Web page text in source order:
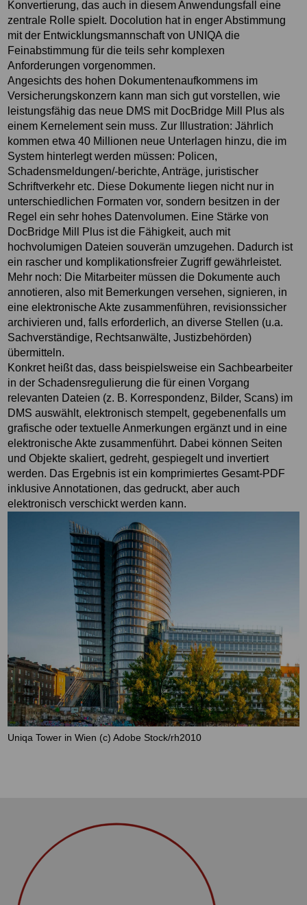
Konvertierung, das auch in diesem Anwendungsfall eine
zentrale Rolle spielt. Docolution hat in enger Abstimmung
mit der Entwicklungsmannschaft von UNIQA die
Feinabstimmung für die teils sehr komplexen
Anforderungen vorgenommen.
Angesichts des hohen Dokumentenaufkommens im
Versicherungskonzern kann man sich gut vorstellen, wie
leistungsfähig das neue DMS mit DocBridge Mill Plus als
einem Kernelement sein muss. Zur Illustration: Jährlich
kommen etwa 40 Millionen neue Unterlagen hinzu, die im
System hinterlegt werden müssen: Policen,
Schadensmeldungen/-berichte, Anträge, juristischer
Schriftverkehr etc. Diese Dokumente liegen nicht nur in
unterschiedlichen Formaten vor, sondern besitzen in der
Regel ein sehr hohes Datenvolumen. Eine Stärke von
DocBridge Mill Plus ist die Fähigkeit, auch mit
hochvolumigen Dateien souverän umzugehen. Dadurch ist
ein rascher und komplikationsfreier Zugriff gewährleistet.
Mehr noch: Die Mitarbeiter müssen die Dokumente auch
annotieren, also mit Bemerkungen versehen, signieren, in
eine elektronische Akte zusammenführen, revisionssicher
archivieren und, falls erforderlich, an diverse Stellen (u.a.
Sachverständige, Rechtsanwälte, Justizbehörden)
übermitteln.
Konkret heißt das, dass beispielsweise ein Sachbearbeiter
in der Schadensregulierung die für einen Vorgang
relevanten Dateien (z. B. Korrespondenz, Bilder, Scans) im
DMS auswählt, elektronisch stempelt, gegebenenfalls um
grafische oder textuelle Anmerkungen ergänzt und in eine
elektronische Akte zusammenführt. Dabei können Seiten
und Objekte skaliert, gedreht, gespiegelt und invertiert
werden. Das Ergebnis ist ein komprimiertes Gesamt-PDF
inklusive Annotationen, das gedruckt, aber auch
elektronisch verschickt werden kann.
Uniqa Tower in Wien (c) Adobe Stock/rh2010